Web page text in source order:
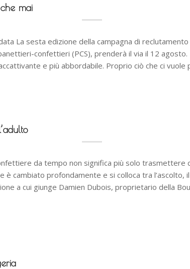
mai
La sesta edizione della campagna di
confettieri (PCS), prenderà il via il 12
e più abbordabile. Proprio ciò che ci vuole
da tempo non significa più solo trasmettere
cambiato profondamente e si colloca tra l’ascolto,
a cui giunge Damien Dubois, proprietario della